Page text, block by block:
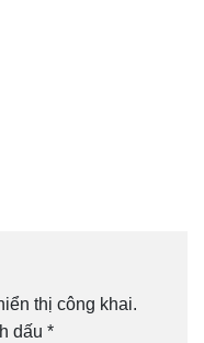
thị công khai.
dấu *